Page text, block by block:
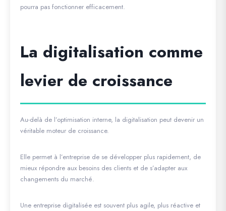
pourra pas fonctionner efficacement.
La digitalisation comme
levier de croissance
Au-delà de l’optimisation interne, la digitalisation peut devenir un
véritable moteur de croissance.
Elle permet à l’entreprise de se développer plus rapidement, de
mieux répondre aux besoins des clients et de s’adapter aux
changements du marché.
Une entreprise digitalisée est souvent plus agile, plus réactive et